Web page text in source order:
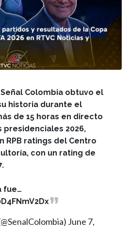
Señal Colombia obtuvo el
historia durante el
de 15 horas en directo
presidenciales 2026,
RPB ratings del Centro
con un rating de
fue…
June 7,